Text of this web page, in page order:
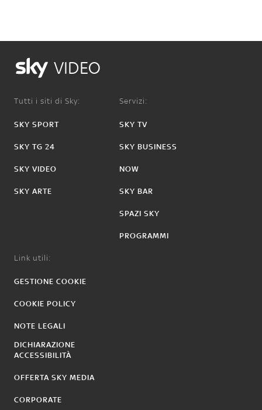
VIDEO
Tutti i siti di Sky:
SKY SPORT
SKY TG 24
SKY VIDEO
SKY ARTE
Servizi:
SKY TV
SKY BUSINESS
NOW
SKY BAR
SPAZI SKY
PROGRAMMI
Link utili:
GESTIONE COOKIE
COOKIE POLICY
NOTE LEGALI
DICHIARAZIONE
ACCESSIBILITÀ
OFFERTA SKY MEDIA
CORPORATE